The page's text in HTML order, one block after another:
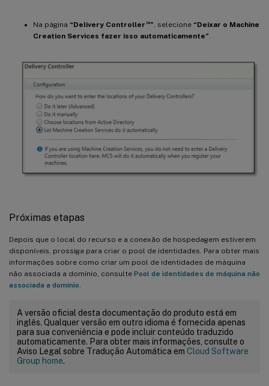
Na página “Delivery Controller ™”, selecione “Deixar o Machine
Creation Services fazer isso automaticamente”.
Próximas etapas
Depois que o local do recurso e a conexão de hospedagem estiverem
disponíveis, prossiga para criar o pool de identidades. Para obter mais
informações sobre como criar um pool de identidades de máquina
não associada a domínio, consulte Pool de identidades de máquina não
associada a domínio.
A versão oficial desta documentação do produto está em
inglês. Qualquer versão em outro idioma é fornecida apenas
para sua conveniência e pode incluir conteúdo traduzido
automaticamente. Para obter mais informações, consulte o
Aviso Legal sobre Tradução Automática em Cloud Software
Group home.